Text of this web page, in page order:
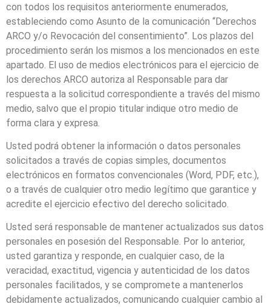
con todos los requisitos anteriormente enumerados,
estableciendo como Asunto de la comunicación “Derechos
ARCO y/o Revocación del consentimiento”. Los plazos del
procedimiento serán los mismos a los mencionados en este
apartado. El uso de medios electrónicos para el ejercicio de
los derechos ARCO autoriza al Responsable para dar
respuesta a la solicitud correspondiente a través del mismo
medio, salvo que el propio titular indique otro medio de
forma clara y expresa.
Usted podrá obtener la información o datos personales
solicitados a través de copias simples, documentos
electrónicos en formatos convencionales (Word, PDF, etc.),
o a través de cualquier otro medio legítimo que garantice y
acredite el ejercicio efectivo del derecho solicitado.
Usted será responsable de mantener actualizados sus datos
personales en posesión del Responsable. Por lo anterior,
usted garantiza y responde, en cualquier caso, de la
veracidad, exactitud, vigencia y autenticidad de los datos
personales facilitados, y se compromete a mantenerlos
debidamente actualizados, comunicando cualquier cambio al